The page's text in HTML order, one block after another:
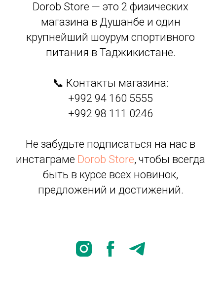
Dorob Store — это 2 физических
магазина в Душанбе и один
крупнейший шоурум спортивного
питания в Таджикистане.
📞 Контакты магазина:
+992 94 160 5555
+992 98 111 0246
Не забудьте подписаться на нас в
инстаграме Dorob Store, чтобы всегда
быть в курсе всех новинок,
предложений и достижений.